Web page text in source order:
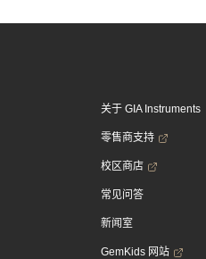
关于 GIA Instruments
零售商支持
校区商店
常见问答
新闻室
GemKids 网站